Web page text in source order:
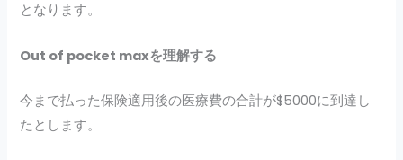
となります。
Out of pocket maxを理解する
今まで払った保険適用後の医療費の合計が$5000に到達し
たとします。